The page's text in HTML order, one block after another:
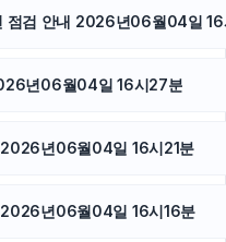
sns마케팅
점검 안내 2026년06월04일
년06월04일 16시27분
2026년06월04일 16시21분
2026년06월04일 16시16분